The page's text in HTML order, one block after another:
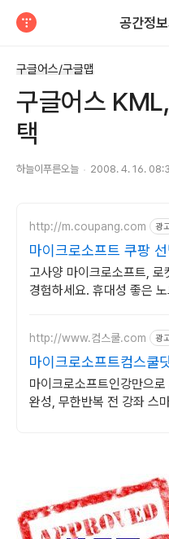
공간정
구글어스/구글맵
구글어스
택
하늘이푸른오늘 2008. 4. 16.
http://m.coupang.com 광
마이크로소프트 쿠팡
고사양 마이크로소프트,
경험하세요. 휴대성 좋은
http://www.컴스쿨.com 광
마이크로소프트컴스쿨
&결제시 기프티콘!
마이크로소프트인강만으로
완성, 무한반복 전 강좌 스